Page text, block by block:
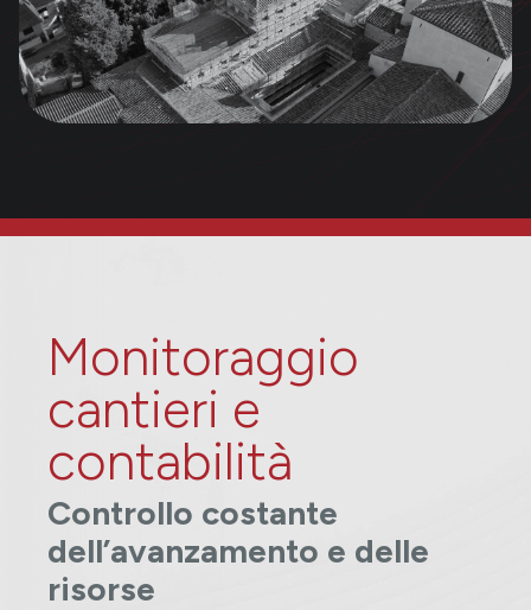
Monitoraggio
cantieri e
contabilità
Controllo costante
dell’avanzamento e delle
risorse